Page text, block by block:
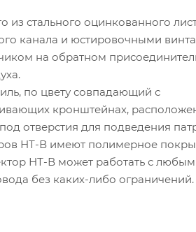
из стального оцинкованного
канала и юстировочными
на обратном
по цвету совпадающий с
кронштейнах,
отверстия для подведения
НТ-В имеют полимерное
НТ-В может работать с
без каких-либо ограничений.